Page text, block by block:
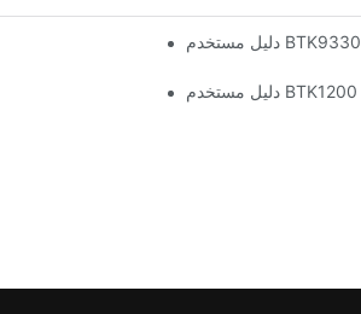
دليل مستخدم BTK9330
دليل مستخدم BTK1200